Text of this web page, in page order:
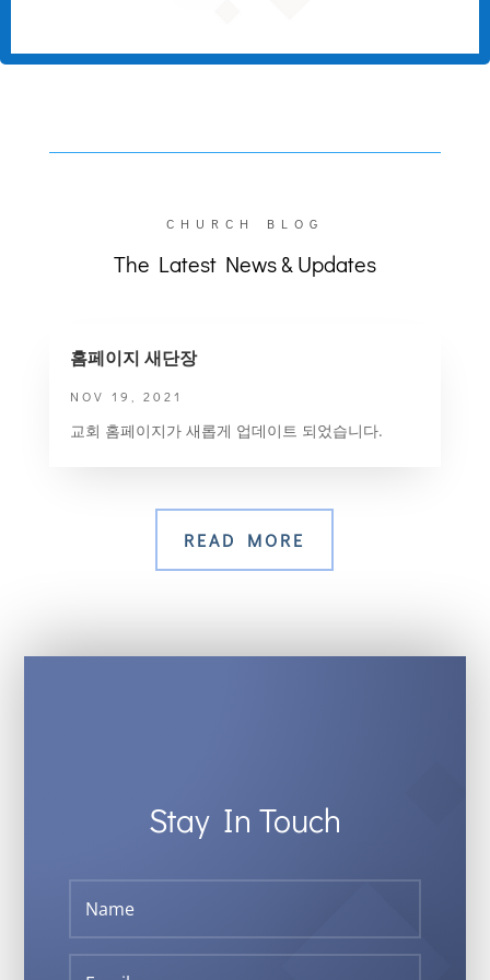
CHURCH BLOG
The Latest News & Updates
홈페이지 새단장
NOV 19, 2021
교회 홈페이지가 새롭게 업데이트 되었습니다.
READ MORE
Stay In Touch